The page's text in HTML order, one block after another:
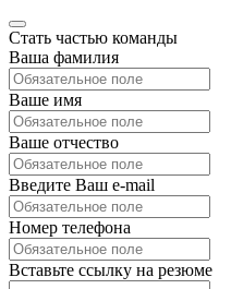
Стать частью команды
Ваша фамилия
Ваше имя
Ваше отчество
Введите Ваш e-mail
Номер телефона
Вставьте ссылку на резюме